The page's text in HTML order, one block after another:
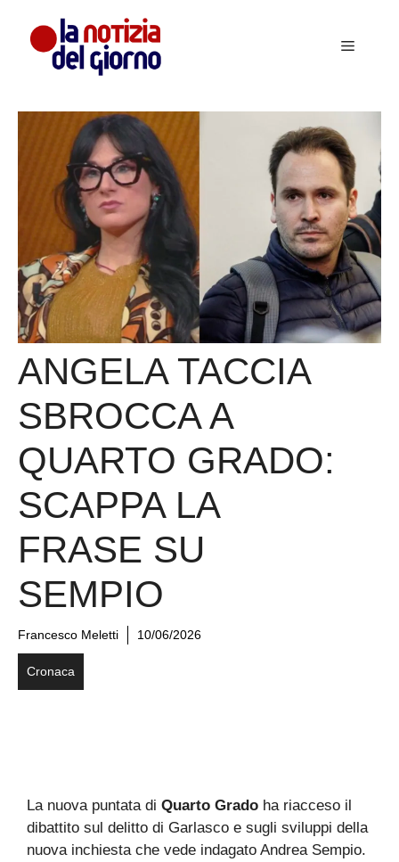
contenuto
Menu
ANGELA TACCIA
SBROCCA A
QUARTO GRADO:
SCAPPA LA
FRASE SU
SEMPIO
Francesco Meletti 10/06/2026
Cronaca
La nuova puntata di Quarto Grado ha riacceso il
dibattito sul delitto di Garlasco e sugli sviluppi della
nuova inchiesta che vede indagato Andrea Sempio.